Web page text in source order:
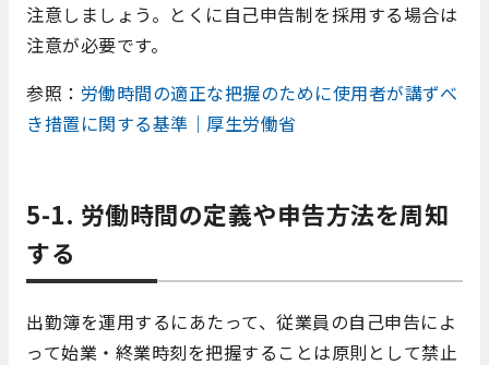
注意しましょう。とくに自己申告制を採用する場合は
注意が必要です。
参照： 労働時間の適正な把握のために使用者が講ずべ
き措置に関する基準｜厚生労働省
5-1. 労働時間の定義や申告方法を周知
する
出勤簿を運用するにあたって、従業員の自己申告によ
って始業・終業時刻を把握することは原則として禁止